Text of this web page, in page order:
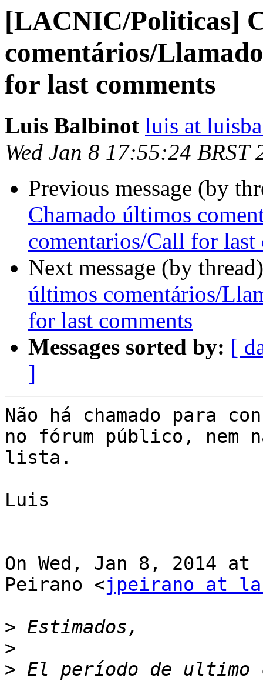
[LACNIC/Politicas]
comentários/
for last comments
Luis Balbinot luis at
Wed Jan 8 17:55:24 BRST
Previous message (by
Chamado últimos
comentarios/Call for last
Next message (by
últimos comentários/
for last comments
Messages sorted by: [
]
Não há chamado para
no fórum público, nem
lista.
Luis
On Wed, Jan 8, 2014
Peirano <jpeirano at
>
>
> El período de ultimo